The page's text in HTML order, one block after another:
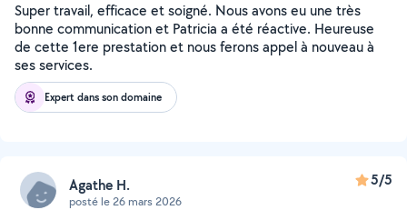
Super travail, efficace et soigné. Nous avons eu une très
bonne communication et Patricia a été réactive. Heureuse
de cette 1ere prestation et nous ferons appel à nouveau à
ses services.
Expert dans son domaine
Agathe H.
posté le 26 mars 2026
5/5